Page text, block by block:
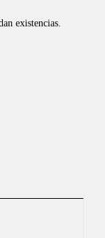
existencias.